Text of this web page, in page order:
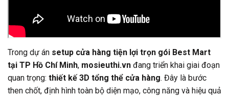
Trong dự án setup cửa hàng tiện lợi trọn gói Best Mart
tại TP Hồ Chí Minh, mosieuthi.vn đang triển khai giai đoạn
quan trọng: thiết kế 3D tổng thể cửa hàng. Đây là bước
then chốt, định hình toàn bộ diện mạo, công năng và hiệu quả